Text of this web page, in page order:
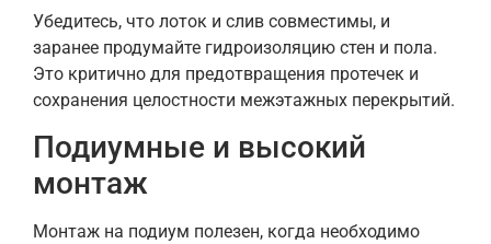
Убедитесь, что лоток и слив совместимы, и
заранее продумайте гидроизоляцию стен и пола.
Это критично для предотвращения протечек и
сохранения целостности межэтажных перекрытий.
Подиумные и высокий
монтаж
Монтаж на подиум полезен, когда необходимо